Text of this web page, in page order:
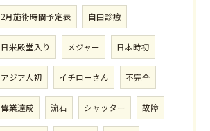
2月施術時間予定表 自由診療
日米殿堂入り メジャー 日本時初
アジア人初 イチローさん 不完全
偉業達成 流石 シャッター 故障